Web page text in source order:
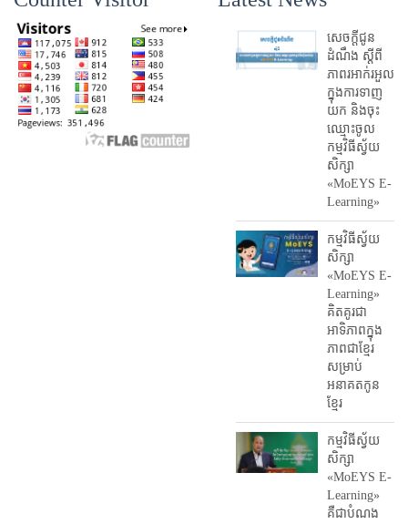
សេចក្តីជូន
ដំណឹង ស្តី​ពី
ភាព​រអាក់រអួល​
ក្នុងការ​ទាញ​
យក និង​ចុះ​
ឈ្មោះ​ចូល​
កម្មវិធី​ស្វ័យ
សិក្សា
«MoEYS E-
Learning»
កម្មវិធីស្វ័យ
សិក្សា
«MoEYS E-
Learning»
គិតគូរជា
អាទិភាពក្នុង
ភាពជាខ្មែរ
សម្រាប់
អនាគតកូន
ខ្មែរ
កម្មវិធីស្វ័យ
សិក្សា
«MoEYS E-
Learning»
គឺជាបំណង